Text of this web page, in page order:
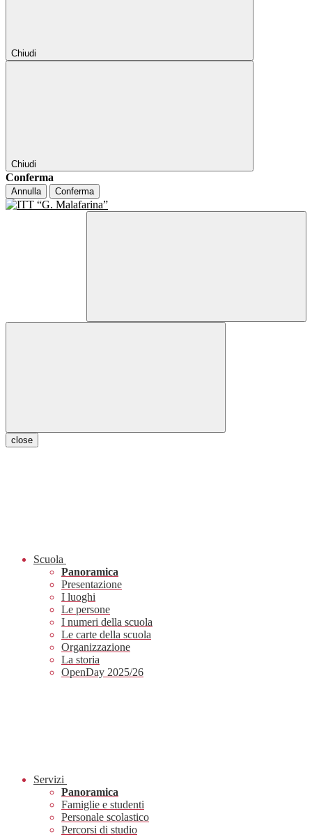
Chiudi
Chiudi
Conferma
Annulla Conferma
close
Scuola
Panoramica
Presentazione
I luoghi
Le persone
I numeri della scuola
Le carte della scuola
Organizzazione
La storia
OpenDay 2025/26
Servizi
Panoramica
Famiglie e studenti
Personale scolastico
Percorsi di studio